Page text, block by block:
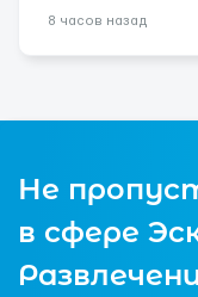
8 часов назад
Не
в сфере